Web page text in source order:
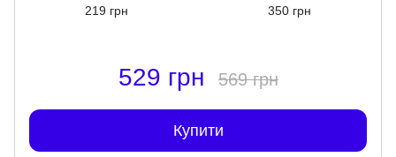
219 грн 350 грн
529 грн 569 грн
Купити